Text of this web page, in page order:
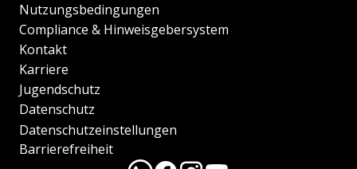
Nutzungsbedingungen
Compliance & Hinweisgebersystem
Kontakt
Karriere
Jugendschutz
Datenschutz
Datenschutzeinstellungen
Barrierefreiheit